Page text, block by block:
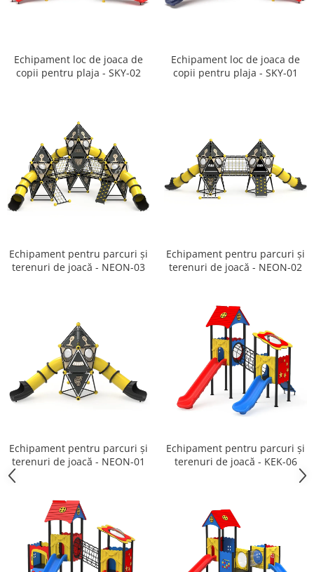
Ghivece de exterior
Stalpi camere video
Stalpi / bolarzi de delimitare
Tomberoane si Pubele de Gunoi
Magazie pubele / tomberoane
gunoi
Mobilier urban DIZABILITATI
Echipament loc de joaca de
copii pentru plaja - SKY-02
Echipament loc de joaca de
copii pentru plaja - SKY-01
Echipament pentru parcuri și
terenuri de joacă - NEON-03
Echipament pentru parcuri și
terenuri de joacă - NEON-02
Echipament pentru parcuri și
terenuri de joacă - NEON-01
Echipament pentru parcuri și
terenuri de joacă - KEK-06